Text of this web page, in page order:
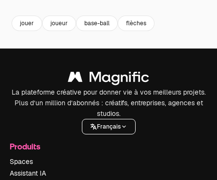
jouer joueur base-ball flèches
La plateforme créative pour donner vie à vos meilleurs projets.
Plus d’un million d’abonnés : créatifs, entreprises, agences et
studios.
Français
Produits
Spaces
Assistant IA